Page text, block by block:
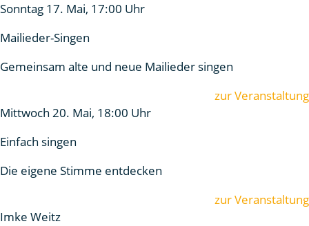
Sonntag 17. Mai, 17:00 Uhr
Mailieder-Singen
Gemeinsam alte und neue Mailieder singen
zur Veranstaltung
Mittwoch 20. Mai, 18:00 Uhr
Einfach singen
Die eigene Stimme entdecken
zur Veranstaltung
Imke Weitz